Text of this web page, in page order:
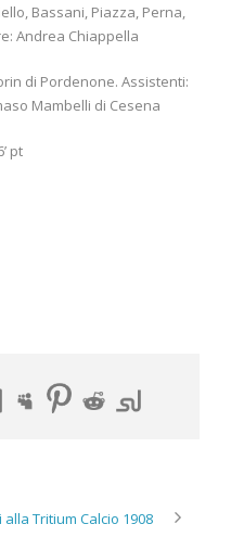
Bassani, Piazza, Perna,
Andrea Chiappella
di Pordenone. Assistenti:
Mambelli di Cesena
pt
Tritium Calcio 1908